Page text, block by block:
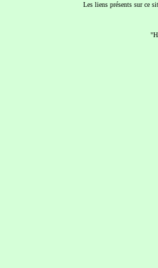
Les liens présents sur ce